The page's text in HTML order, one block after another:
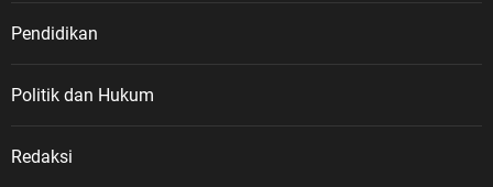
Pendidikan
Politik dan Hukum
Redaksi